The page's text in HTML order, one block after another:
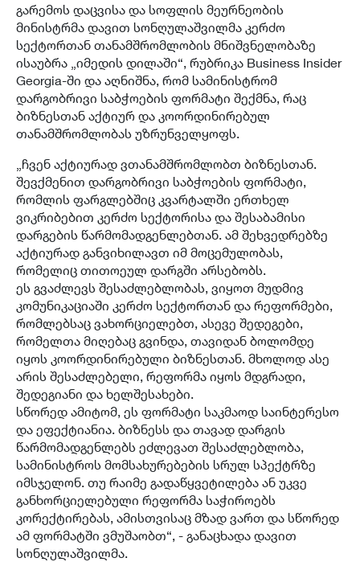
გარემოს დაცვისა და სოფლის მეურნეობის
მინისტრმა დავით სონღულაშვილმა კერძო
სექტორთან თანამშრომლობის მნიშვნელობაზე
ისაუბრა „იმედის დილაში“, რუბრიკა Business Insider
Georgia-ში და აღნიშნა, რომ სამინისტრომ
დარგობრივი საბჭოების ფორმატი შექმნა, რაც
ბიზნესთან აქტიურ და კოორდინირებულ
თანამშრომლობას უზრუნველყოფს.
„ჩვენ აქტიურად ვთანამშრომლობთ ბიზნესთან.
შევქმენით დარგობრივი საბჭოების ფორმატი,
რომლის ფარგლებშიც კვარტალში ერთხელ
ვიკრიბებით კერძო სექტორისა და შესაბამისი
დარგების წარმომადგენლებთან. ამ შეხვედრებზე
აქტიურად განვიხილავთ იმ მოცემულობას,
რომელიც თითოეულ დარგში არსებობს.
ეს გვაძლევს შესაძლებლობას, ვიყოთ მუდმივ
კომუნიკაციაში კერძო სექტორთან და რეფორმები,
რომლებსაც ვახორციელებთ, ასევე შედეგები,
რომელთა მიღებაც გვინდა, თავიდან ბოლომდე
იყოს კოორდინირებული ბიზნესთან. მხოლოდ ასე
არის შესაძლებელი, რეფორმა იყოს მდგრადი,
შედეგიანი და ხელშესახები.
სწორედ ამიტომ, ეს ფორმატი საკმაოდ საინტერესო
და ეფექტიანია. ბიზნესს და თავად დარგის
წარმომადგენლებს ეძლევათ შესაძლებლობა,
სამინისტროს მომსახურებების სრულ სპექტრზე
იმსჯელონ. თუ რაიმე გადაწყვეტილება ან უკვე
განხორციელებული რეფორმა საჭიროებს
კორექტირებას, ამისთვისაც მზად ვართ და სწორედ
ამ ფორმატში ვმუშაობთ“, - განაცხადა დავით
სონღულაშვილმა.